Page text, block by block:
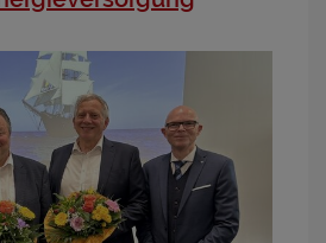
Tracking
die bei der Verwendung von
gesetzt werden